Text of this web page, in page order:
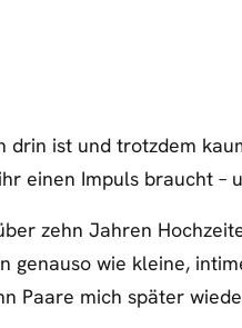
drin ist und trotzdem
einen Impuls braucht
zehn Jahren
genauso wie kleine,
Paare mich später